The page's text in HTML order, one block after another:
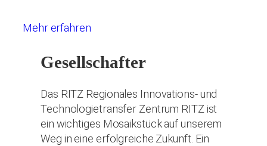
Mehr erfahren
Gesellschafter
Das RITZ Regionales Innovations- und
Technologietransfer Zentrum RITZ ist
ein wichtiges Mosaikstück auf unserem
Weg in eine erfolgreiche Zukunft. Ein